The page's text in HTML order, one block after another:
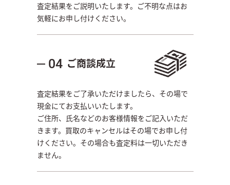
査定結果をご説明いたします。ご不明な点はお
気軽にお申し付けください。
04 ご商談成立
査定結果をご了承いただけましたら、その場で
現金にてお支払いいたします。
ご住所、氏名などのお客様情報をご記入いただ
きます。買取のキャンセルはその場でお申し付
けください。その場合も査定料は一切いただき
ません。